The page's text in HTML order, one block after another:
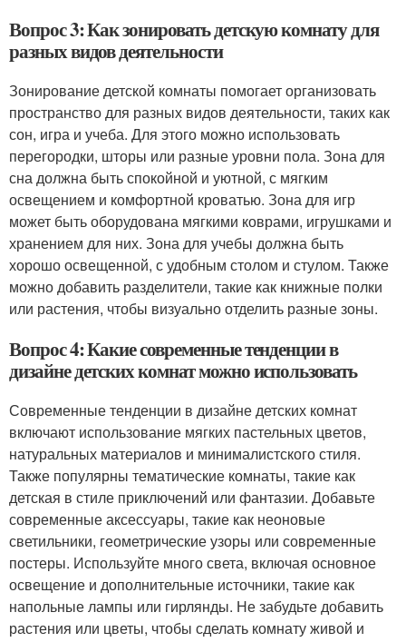
Вопрос 3: Как зонировать детскую комнату для
разных видов деятельности
Зонирование детской комнаты помогает организовать
пространство для разных видов деятельности, таких как
сон, игра и учеба. Для этого можно использовать
перегородки, шторы или разные уровни пола. Зона для
сна должна быть спокойной и уютной, с мягким
освещением и комфортной кроватью. Зона для игр
может быть оборудована мягкими коврами, игрушками и
хранением для них. Зона для учебы должна быть
хорошо освещенной, с удобным столом и стулом. Также
можно добавить разделители, такие как книжные полки
или растения, чтобы визуально отделить разные зоны.
Вопрос 4: Какие современные тенденции в
дизайне детских комнат можно использовать
Современные тенденции в дизайне детских комнат
включают использование мягких пастельных цветов,
натуральных материалов и минималистского стиля.
Также популярны тематические комнаты, такие как
детская в стиле приключений или фантазии. Добавьте
современные аксессуары, такие как неоновые
светильники, геометрические узоры или современные
постеры. Используйте много света, включая основное
освещение и дополнительные источники, такие как
напольные лампы или гирлянды. Не забудьте добавить
растения или цветы, чтобы сделать комнату живой и